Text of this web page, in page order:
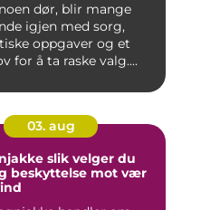
dør, blir mange
igjen med sorg,
oppgaver og et
for å ta raske valg....
03. aug
slik velger du
beskyttelse mot vær